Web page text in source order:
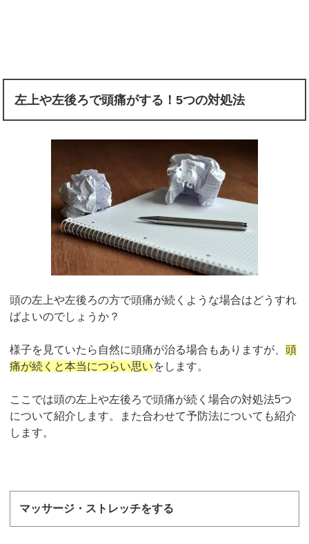
左上や左後ろで頭痛がする！5つの対処法
頭の左上や左後ろの方で頭痛が続くような場合はどうすれ
ばよいのでしょうか？
様子を見ていたら自然に頭痛が治る場合もありますが、頭
痛が続くと本当につらい思いをします。
ここでは頭の左上や左後ろで頭痛が続く場合の対処法5つ
について紹介します。また合わせて予防法についても紹介
します。
マッサージ・ストレッチをする